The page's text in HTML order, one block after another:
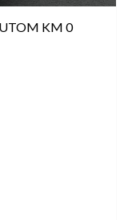
KM 0